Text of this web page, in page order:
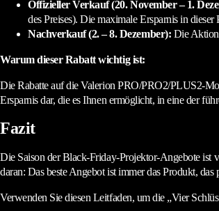
Offizieller Verkauf (20. November – 1.
des Preises). Die maximale Ersparnis in dieser
Nachverkauf (2. – 8. Dezember): Die
Warum dieser Rabatt wichtig ist:
Die Rabatte auf die Valerion PRO/PRO2/PLUS2-
Ersparnis dar, die es Ihnen ermöglicht, in eine der
Fazit
Die Saison der Black-Friday-Projektor-Angebote ist
daran: Das beste Angebot ist immer das Produkt,
Verwenden Sie diesen Leitfaden, um die „Vier